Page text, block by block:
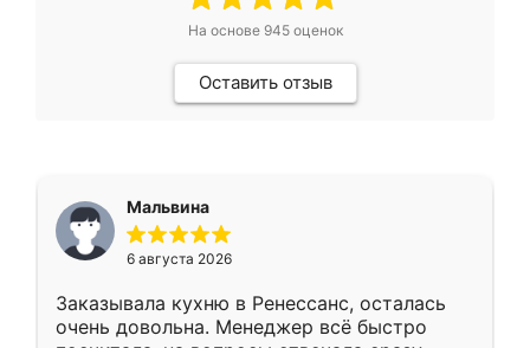
На основе 945оценок
Оставить отзыв
Мальвина
6 августа 2026
Заказывала кухню в Ренессанс, осталась
очень довольна. Менеджер всё быстро